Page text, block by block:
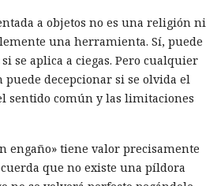
a objetos no es una religión ni
una herramienta. Sí, puede
se aplica a ciegas. Pero cualquier
decepcionar si se olvida el
sentido común y las limitaciones
engaño» tiene valor precisamente
que no existe una píldora